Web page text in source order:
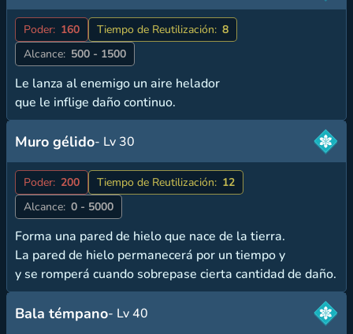
Poder: 160 Tiempo de Reutilización: 8
Alcance: 500 - 1500
Le lanza al enemigo un aire helador
que le inflige daño continuo.
Muro gélido- Lv 30
Poder: 200 Tiempo de Reutilización: 12
Alcance: 0 - 5000
Forma una pared de hielo que nace de la tierra.
La pared de hielo permanecerá por un tiempo y
y se romperá cuando sobrepase cierta cantidad de daño.
Bala témpano- Lv 40